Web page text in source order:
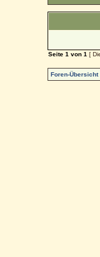
Seite1 von1 [
Foren-Übersicht